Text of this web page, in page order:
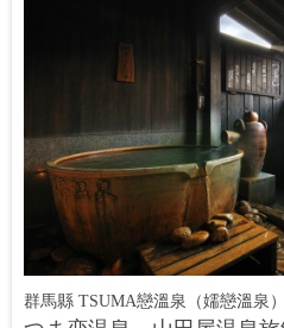
群馬縣 TSUMA戀溫泉（嬬戀溫泉）